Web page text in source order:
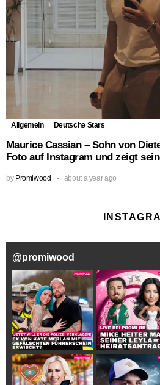
Allgemein Deutsche Stars
Maurice Cassian – Sohn von
Foto auf Instagram und zeigt
by Promiwood about a year ago
@promiwood